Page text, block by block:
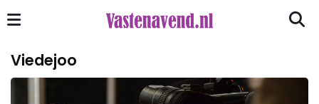
Viedejoo